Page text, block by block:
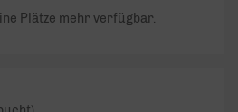
Plätze mehr verfügbar.